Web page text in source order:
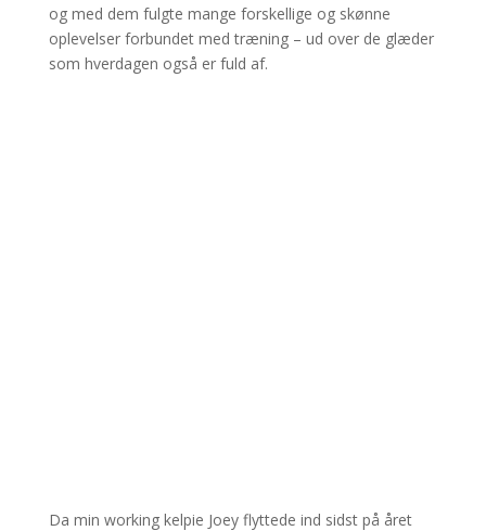
og med dem fulgte mange forskellige og skønne
oplevelser forbundet med træning – ud over de glæder
som hverdagen også er fuld af.
Da min working kelpie Joey flyttede ind sidst på året